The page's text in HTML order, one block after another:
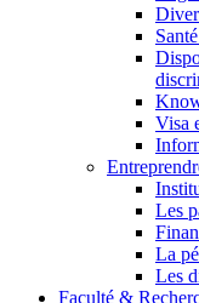
Visa
Les
La
Les
Faculté &